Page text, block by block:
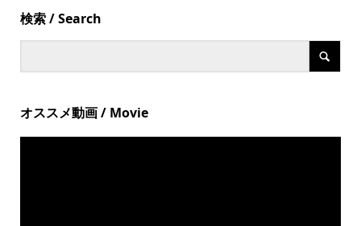
検索 / Search
オススメ動画 / Movie